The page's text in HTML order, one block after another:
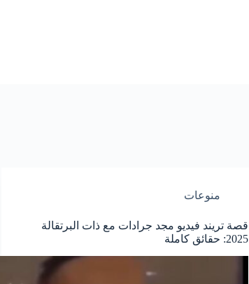
منوعات
قصة تريند فيديو مجد جرادات مع ذات البرتقالة
2025: حقائق كاملة